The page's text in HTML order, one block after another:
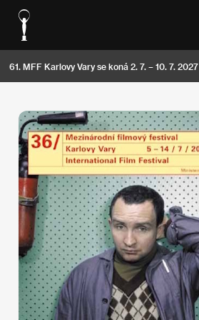
61. MFF Karlovy Vary se koná 2. 7. – 10. 7. 2027